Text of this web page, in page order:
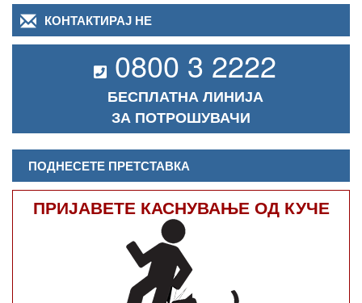
КОНТАКТИРАЈ НЕ
0800 3 2222
БЕСПЛАТНА ЛИНИЈА
ЗА ПОТРОШУВАЧИ
ПОДНЕСЕТЕ ПРЕТСТАВКА
ПРИЈАВЕТЕ КАСНУВАЊЕ ОД КУЧЕ